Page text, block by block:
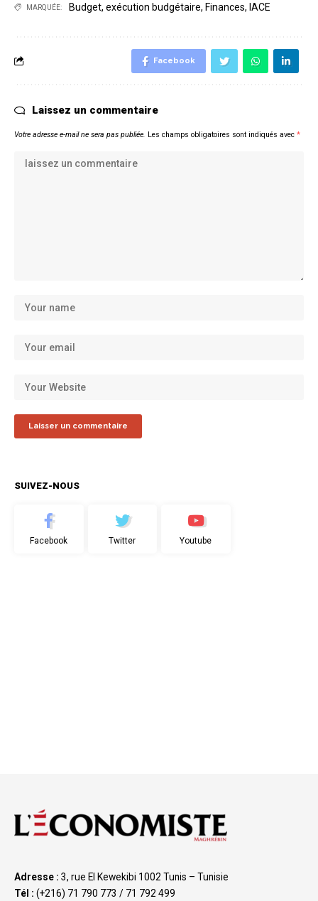
MARQUÉE: Budget, exécution budgétaire, Finances, IACE
Facebook
Laissez un commentaire
Votre adresse e-mail ne sera pas publiée. Les champs obligatoires sont indiqués avec *
SUIVEZ-NOUS
Facebook Twitter Youtube
Adresse : 3, rue El Kewekibi 1002 Tunis – Tunisie
Tél : (+216) 71 790 773 / 71 792 499